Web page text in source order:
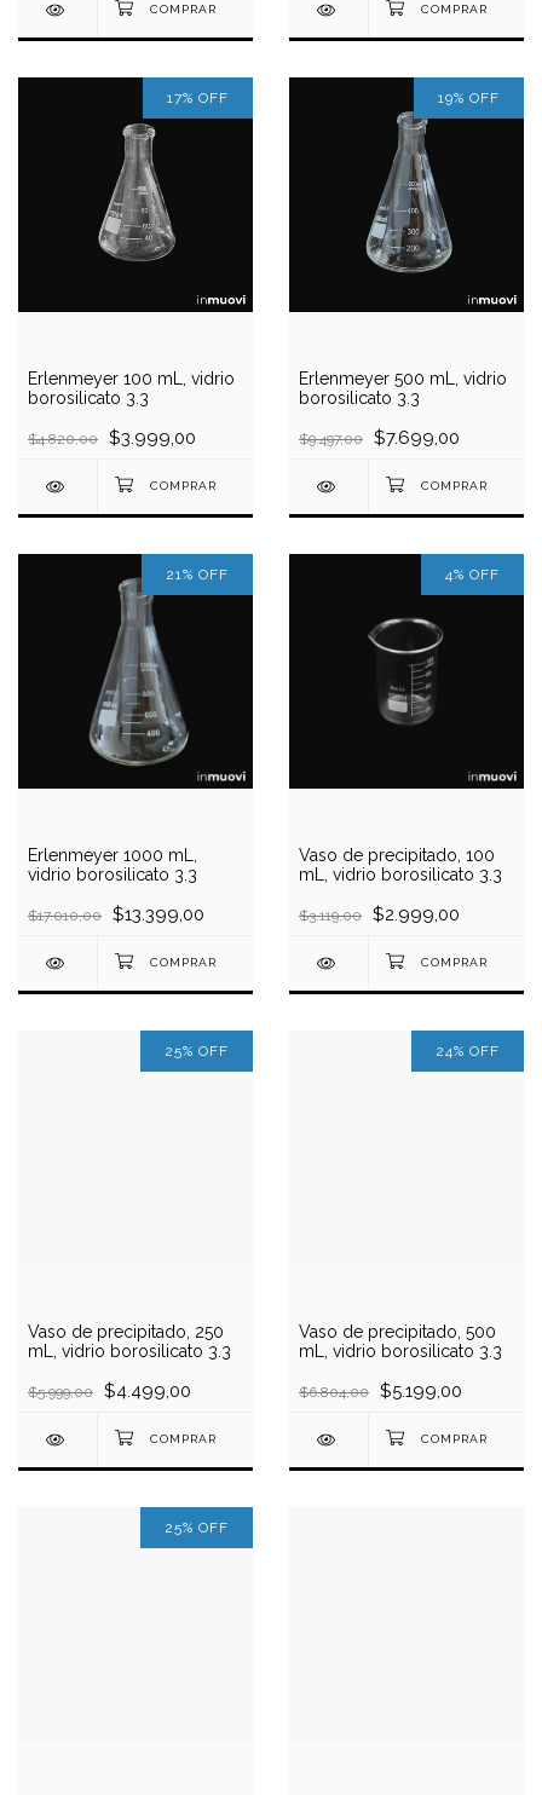
17% OFF
Erlenmeyer 100 mL, vidrio
borosilicato 3.3
$4.820,00 $3.999,00
19% OFF
Erlenmeyer 500 mL, vidrio
borosilicato 3.3
$9.497,00 $7.699,00
21% OFF
Erlenmeyer 1000 mL,
vidrio borosilicato 3.3
$17.010,00 $13.399,00
4% OFF
Vaso de precipitado, 100
mL, vidrio borosilicato 3.3
$3.119,00 $2.999,00
25% OFF
Vaso de precipitado, 250
mL, vidrio borosilicato 3.3
$5.999,00 $4.499,00
24% OFF
Vaso de precipitado, 500
mL, vidrio borosilicato 3.3
$6.804,00 $5.199,00
25% OFF